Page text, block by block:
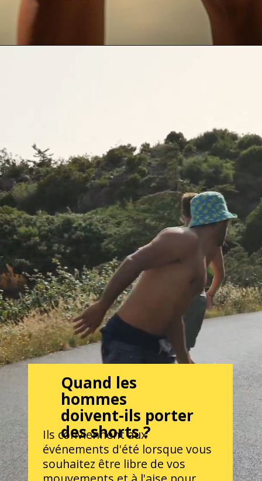
Quand les
hommes
doivent-ils porter
des shorts ?
Ils conviennent aux
événements d'été lorsque vous
souhaitez être libre de vos